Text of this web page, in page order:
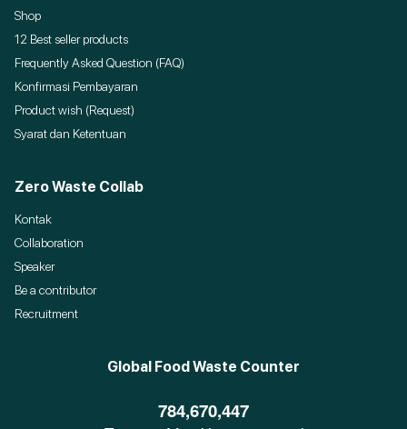
Shop
12 Best seller products
Frequently Asked Question (FAQ)
Konfirmasi Pembayaran
Product wish (Request)
Syarat dan Ketentuan
Zero Waste Collab
Kontak
Collaboration
Speaker
Be a contributor
Recruitment
Global Food Waste Counter